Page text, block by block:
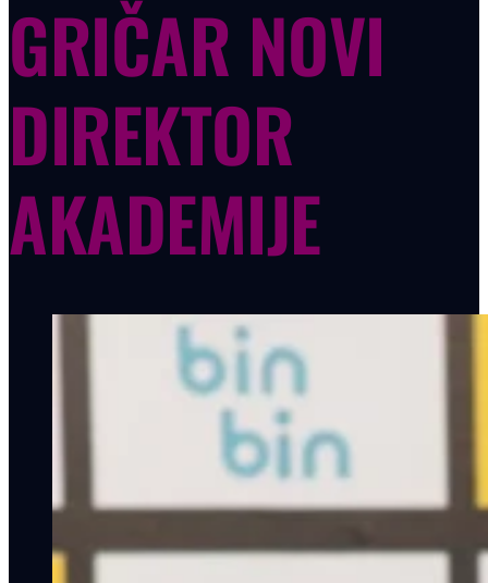
GRIČAR NOVI
DIREKTOR
AKADEMIJE